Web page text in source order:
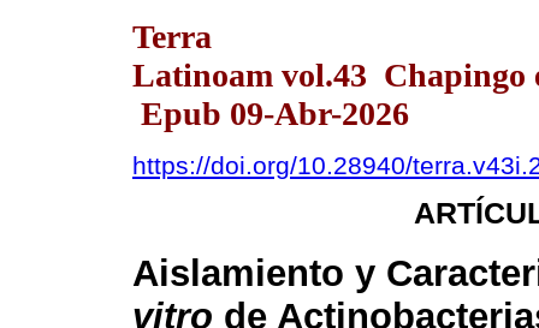
Terra
Latinoam vol.43 Chapingo
Epub 09-Abr-2026
https://doi.org/10.28940/
Aislamiento y
vitro de